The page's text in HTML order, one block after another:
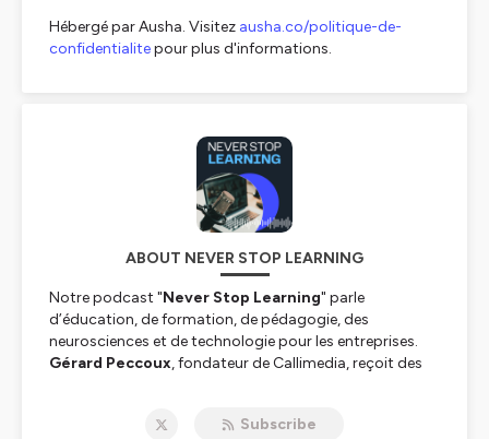
Hébergé par Ausha. Visitez ausha.co/politique-de-
confidentialitepour plus d'informations.
ABOUT NEVER STOP LEARNING
Notre podcast "Never Stop Learning" parle
d’éducation, de formation, de pédagogie, des
neurosciences et de technologie pour les entreprises.
Gérard Peccoux, fondateur de Callimedia, reçoit des
Subscribe